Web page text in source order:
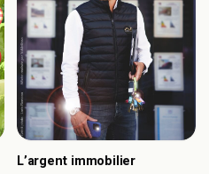
L’argent immobilier